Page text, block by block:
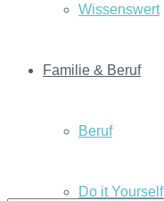
Wissenswert
Familie & Beruf
Beruf
Do it Yourself